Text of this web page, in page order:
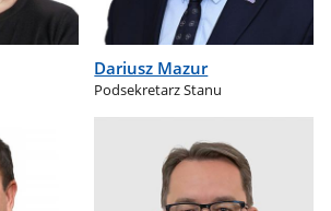
Dariusz Mazur
Podsekretarz Stanu